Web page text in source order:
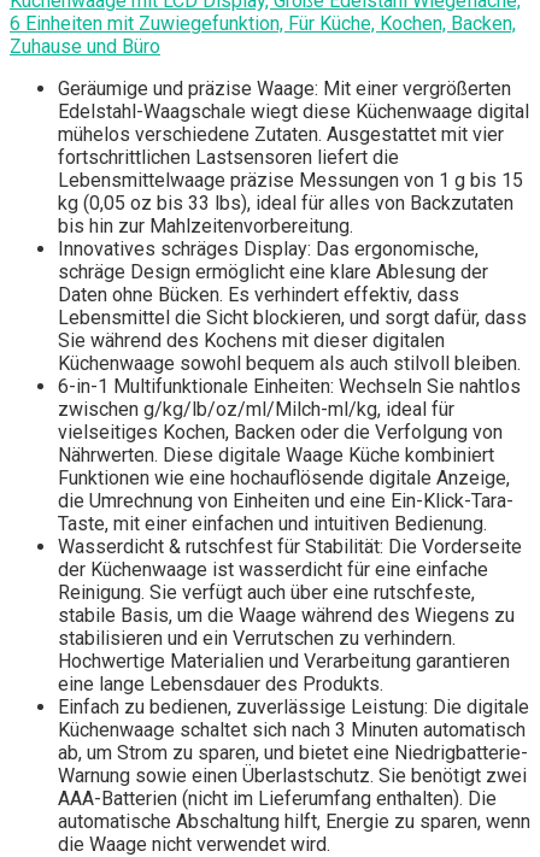
6 Einheiten mit Zuwiegefunktion, Für Küche, Kochen, Backen,
Zuhause und Büro
Geräumige und präzise Waage: Mit einer vergrößerten
Edelstahl-Waagschale wiegt diese Küchenwaage digital
mühelos verschiedene Zutaten. Ausgestattet mit vier
fortschrittlichen Lastsensoren liefert die
Lebensmittelwaage präzise Messungen von 1 g bis 15
kg (0,05 oz bis 33 lbs), ideal für alles von Backzutaten
bis hin zur Mahlzeitenvorbereitung.
Innovatives schräges Display: Das ergonomische,
schräge Design ermöglicht eine klare Ablesung der
Daten ohne Bücken. Es verhindert effektiv, dass
Lebensmittel die Sicht blockieren, und sorgt dafür, dass
Sie während des Kochens mit dieser digitalen
Küchenwaage sowohl bequem als auch stilvoll bleiben.
6-in-1 Multifunktionale Einheiten: Wechseln Sie nahtlos
zwischen g/kg/lb/oz/ml/Milch-ml/kg, ideal für
vielseitiges Kochen, Backen oder die Verfolgung von
Nährwerten. Diese digitale Waage Küche kombiniert
Funktionen wie eine hochauflösende digitale Anzeige,
die Umrechnung von Einheiten und eine Ein-Klick-Tara-
Taste, mit einer einfachen und intuitiven Bedienung.
Wasserdicht & rutschfest für Stabilität: Die Vorderseite
der Küchenwaage ist wasserdicht für eine einfache
Reinigung. Sie verfügt auch über eine rutschfeste,
stabile Basis, um die Waage während des Wiegens zu
stabilisieren und ein Verrutschen zu verhindern.
Hochwertige Materialien und Verarbeitung garantieren
eine lange Lebensdauer des Produkts.
Einfach zu bedienen, zuverlässige Leistung: Die digitale
Küchenwaage schaltet sich nach 3 Minuten automatisch
ab, um Strom zu sparen, und bietet eine Niedrigbatterie-
Warnung sowie einen Überlastschutz. Sie benötigt zwei
AAA-Batterien (nicht im Lieferumfang enthalten). Die
automatische Abschaltung hilft, Energie zu sparen, wenn
die Waage nicht verwendet wird.